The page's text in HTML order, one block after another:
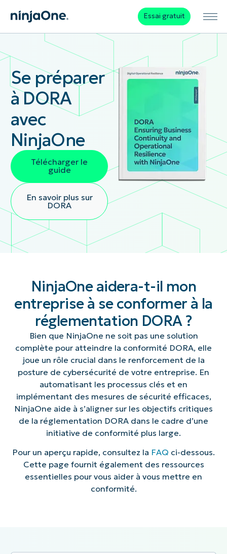
Essai gratuit
Se préparer
à DORA
avec
NinjaOne
Télécharger le
guide
En savoir plus sur
DORA
NinjaOne aidera-t-il mon
entreprise à se conformer à la
réglementation DORA ?
Bien que NinjaOne ne soit pas une solution
complète pour atteindre la conformité DORA, elle
joue un rôle crucial dans le renforcement de la
posture de cybersécurité de votre entreprise. En
automatisant les processus clés et en
implémentant des mesures de sécurité efficaces,
NinjaOne aide à s’aligner sur les objectifs critiques
de la réglementation DORA dans le cadre d’une
initiative de conformité plus large.
Pour un aperçu rapide, consultez la FAQ ci-dessous.
Cette page fournit également des ressources
essentielles pour vous aider à vous mettre en
conformité.